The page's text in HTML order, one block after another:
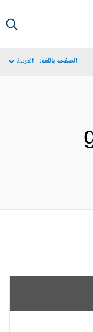
الصفحة باللغة: العربية